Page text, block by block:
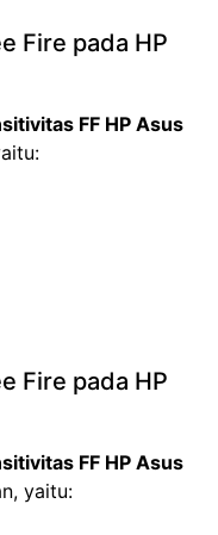
Fire pada HP
FF HP Asus
Fire pada HP
FF HP Asus
yaitu: